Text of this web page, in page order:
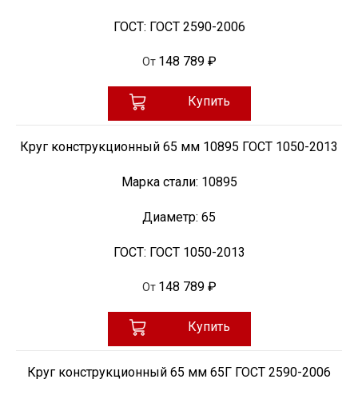
ГОСТ: ГОСТ 2590-2006
От 148 789 ₽
Купить
Круг конструкционный 65 мм 10895 ГОСТ 1050-2013
Марка стали: 10895
Диаметр: 65
ГОСТ: ГОСТ 1050-2013
От 148 789 ₽
Купить
Круг конструкционный 65 мм 65Г ГОСТ 2590-2006